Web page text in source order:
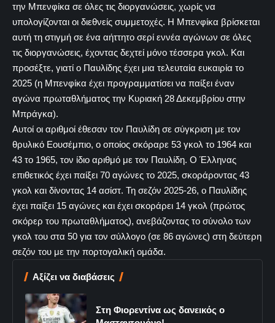
την Μπενφίκα σε όλες τις διοργανώσεις, χωρίς να
υπολογίζονται οι διεθνείς συμμετοχές. Η Μπενφίκα βρίσκεται
αυτή τη στιγμή σε ένα αήττητο σερί εννέα αγώνων σε όλες
τις διοργανώσεις, έχοντας δεχτεί μόνο τέσσερα γκολ. Και
προσέξτε, γιατί ο Παυλίδης έχει μια τελευταία ευκαιρία το
2025 (η Μπενφίκα έχει προγραμματίσει να παίξει έναν
αγώνα πρωταθλήματος την Κυριακή 28 Δεκεμβρίου στην
Μπράγκα).
Αυτοί οι αριθμοί έθεσαν τον Παυλίδη σε σύγκριση με τον
θρυλικό Εουσέμπιο, ο οποίος σκόραρε 53 γκολ το 1964 και
43 το 1965, τον ίδιο αριθμό με τον Παυλίδη. Ο Έλληνας
επιθετικός έχει παίξει 70 αγώνες το 2025, σκοράροντας 43
γκολ και δίνοντας 14 ασίστ. Τη σεζόν 2025-26, ο Παυλίδης
έχει παίξει 15 αγώνες και έχει σκοράρει 14 γκολ (πρώτος
σκόρερ του πρωταθλήματος), ανεβάζοντας το σύνολο των
γκολ του στα 50 για τον σύλλογο (σε 86 αγώνες) στη δεύτερη
σεζόν του με την πορτογαλική ομάδα.
Αξίζει να διαβάσεις
Στη Φιορεντίνα ως δανεικός ο